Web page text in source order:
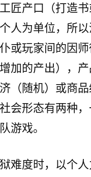
匠产口（打造
人为单位，所
或玩家间的因
加的产出），
（随机）或商
会形态有两种
游戏。
难度时，以个